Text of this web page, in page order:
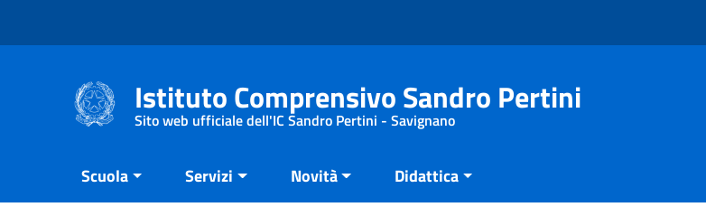
Istituto Comprensivo Sandro Pertini
Sito web ufficiale dell'IC Sandro Pertini - Savignano
Scuola Servizi Novità Didattica